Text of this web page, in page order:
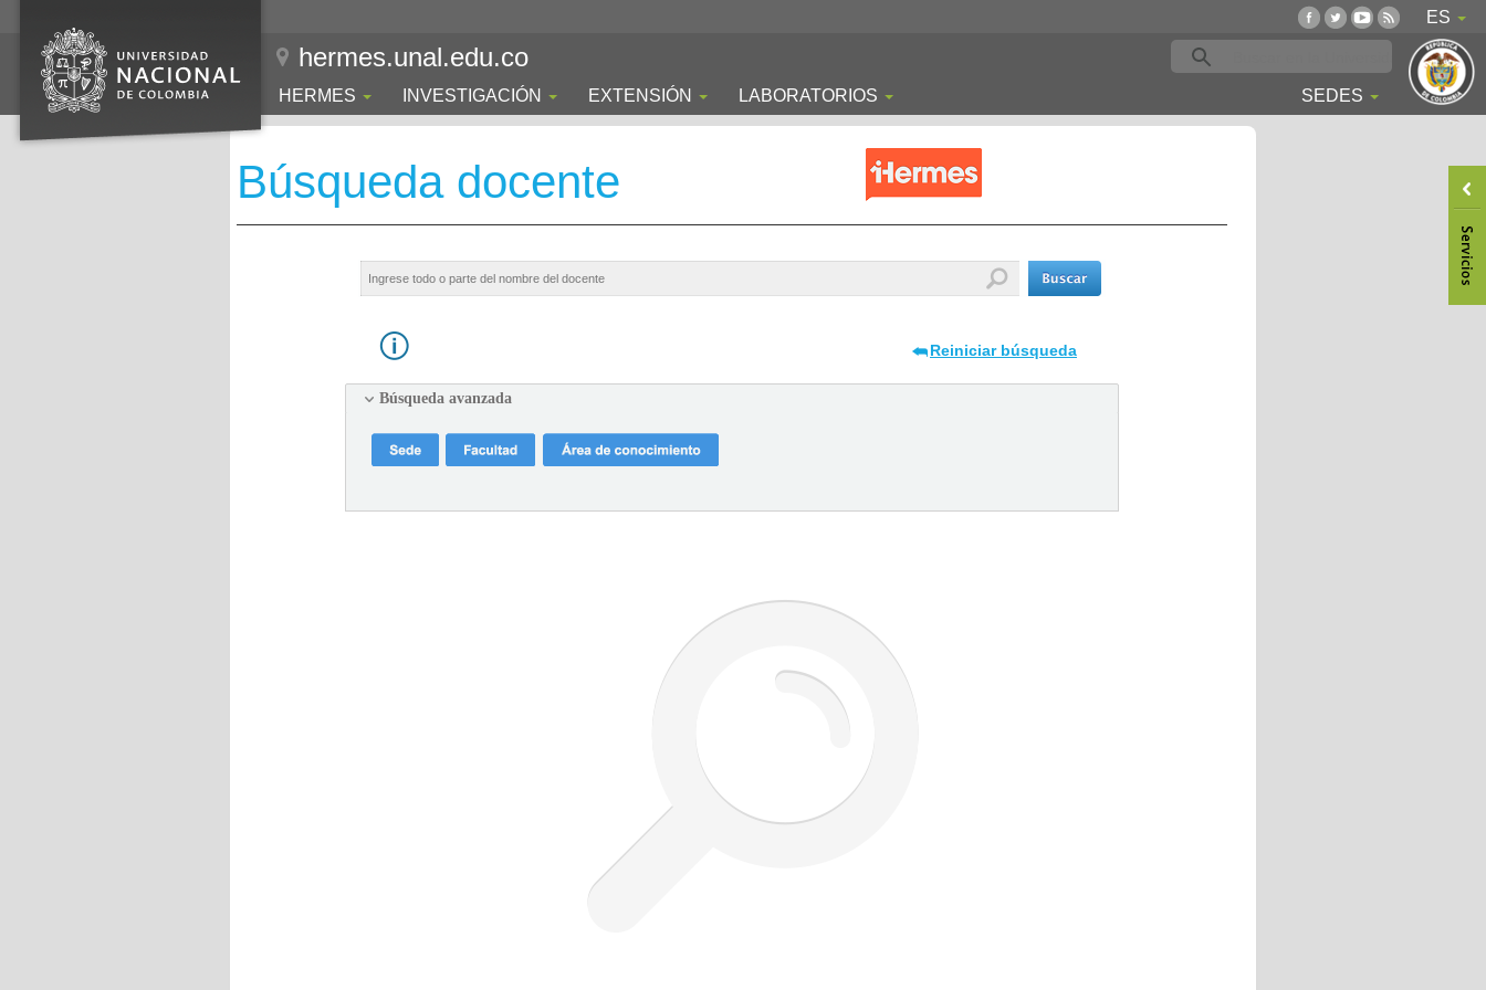
ES
hermes.unal.edu.co
HERMES INVESTIGACIÓN EXTENSIÓN LABORATORIOS SEDES
Búsqueda docente
Reiniciar búsqueda
Búsqueda avanzada